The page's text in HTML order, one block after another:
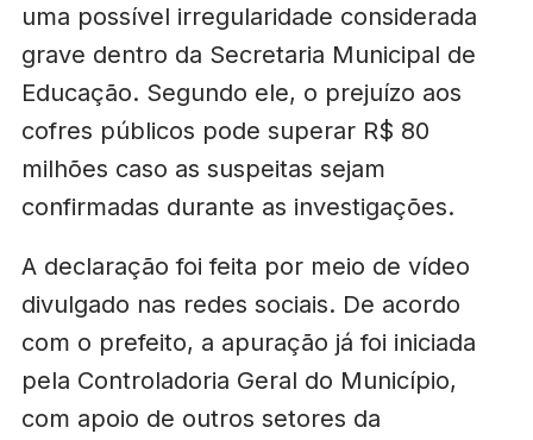
uma possível irregularidade considerada
grave dentro da Secretaria Municipal de
Educação. Segundo ele, o prejuízo aos
cofres públicos pode superar R$ 80
milhões caso as suspeitas sejam
confirmadas durante as investigações.
A declaração foi feita por meio de vídeo
divulgado nas redes sociais. De acordo
com o prefeito, a apuração já foi iniciada
pela Controladoria Geral do Município,
com apoio de outros setores da